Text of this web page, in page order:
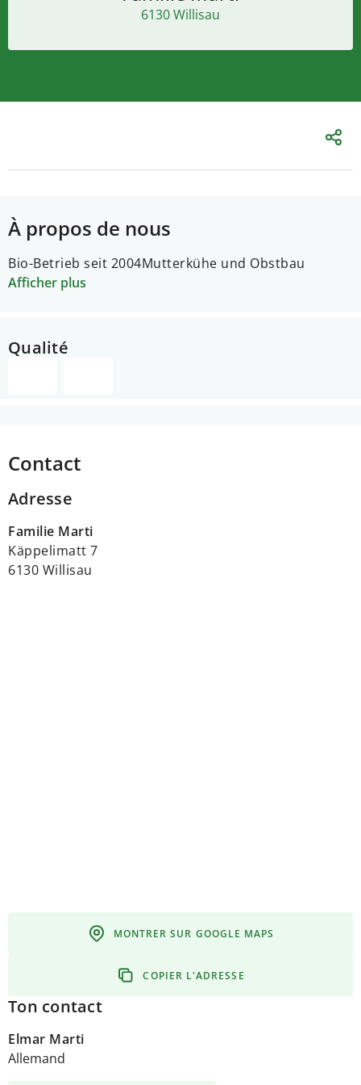
6130 Willisau
À propos de nous
Bio-Betrieb seit 2004Mutterkühe und Obstbau
Afficher plus
Qualité
Contact
Adresse
Familie Marti
Käppelimatt 7
6130 Willisau
MONTRER SUR GOOGLE MAPS
COPIER L'ADRESSE
Ton contact
Elmar Marti
Allemand